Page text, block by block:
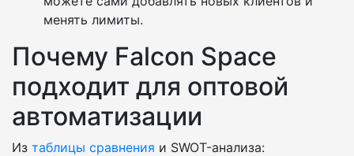
менять лимиты.
Почему Falcon Space
подходит для оптовой
автоматизации
Из таблицы сравнения и SWOT-анализа: